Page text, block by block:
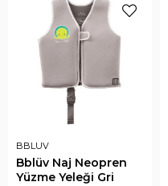
BBLUV
Bblüv Naj Neopren
Yüzme Yeleği Gri